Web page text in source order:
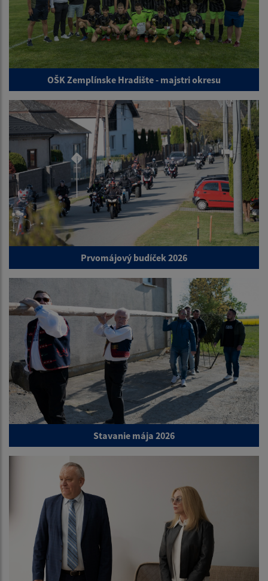
OŠK Zemplínske Hradište - majstri okresu
Prvomájový budíček 2026
Stavanie mája 2026